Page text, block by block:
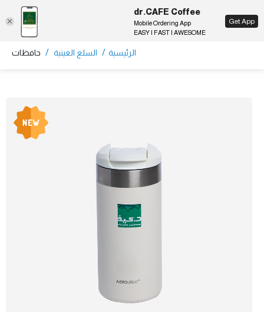
EN
الرئيسية / السلع العينية / حافظات
dr.CAFE Coffee
Mobile Ordering App
EASY | FAST | AWESOME
Get App